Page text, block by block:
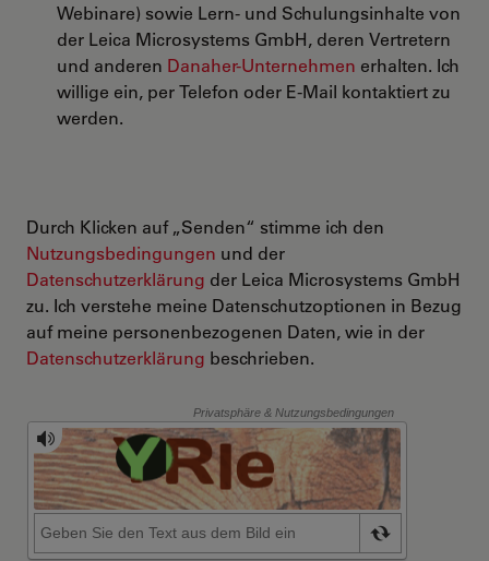
Webinare) sowie Lern- und Schulungsinhalte von
der Leica Microsystems GmbH, deren Vertretern
und anderen Danaher-Unternehmen erhalten. Ich
willige ein, per Telefon oder E-Mail kontaktiert zu
werden.
Durch Klicken auf „Senden“ stimme ich den
Nutzungsbedingungen und der
Datenschutzerklärung der Leica Microsystems GmbH
zu. Ich verstehe meine Datenschutzoptionen in Bezug
auf meine personenbezogenen Daten, wie in der
Datenschutzerklärung beschrieben.